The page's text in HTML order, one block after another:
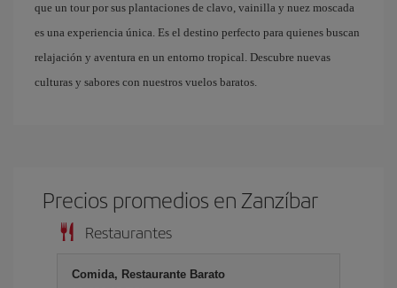
que un tour por sus plantaciones de clavo, vainilla y nuez moscada
es una experiencia única. Es el destino perfecto para quienes buscan
relajación y aventura en un entorno tropical. Descubre nuevas
culturas y sabores con nuestros vuelos baratos.
Precios promedios en Zanzíbar
Restaurantes
Comida, Restaurante Barato